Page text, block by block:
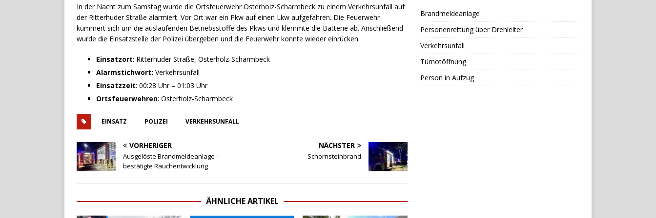
In der Nacht zum Samstag wurde die Ortsfeuerwehr Osterholz-Scharmbeck zu einem Verkehrsunfall auf
der Ritterhuder Straße alarmiert. Vor Ort war ein Pkw auf einen Lkw aufgefahren. Die Feuerwehr
kümmert sich um die auslaufenden Betriebsstoffe des Pkws und klemmte die Batterie ab. Anschließend
wurde die Einsatzstelle der Polizei übergeben und die Feuerwehr konnte wieder einrücken.
Einsatzort: Ritterhuder Straße, Osterholz-Scharmbeck
Alarmstichwort: Verkehrsunfall
Einsatzzeit: 00:28 Uhr – 01:03 Uhr
Ortsfeuerwehren: Osterholz-Scharmbeck
EINSATZ POLIZEI VERKEHRSUNFALL
VORHERIGER
Ausgelöste Brandmeldeanlage –
bestätigte Rauchentwicklung
NÄCHSTER
Schornsteinbrand
ÄHNLICHE ARTIKEL
Brandmeldeanlage
Personenrettung über Drehleiter
Verkehrsunfall
Türnotöffnung
Person in Aufzug